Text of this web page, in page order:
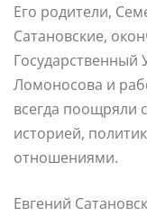
Его родители,
Сатановские,
Ломоносова и
всегда поощряли
историей,
отношениями.
Евгений